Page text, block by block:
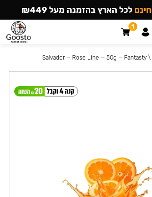
\
Salvador — Rose Line — 50g — Fantasty
חינם לכל הארץ בהזמנה מעל ₪449
1